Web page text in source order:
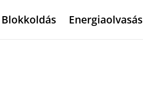
Blokkoldás Energiaolvasás